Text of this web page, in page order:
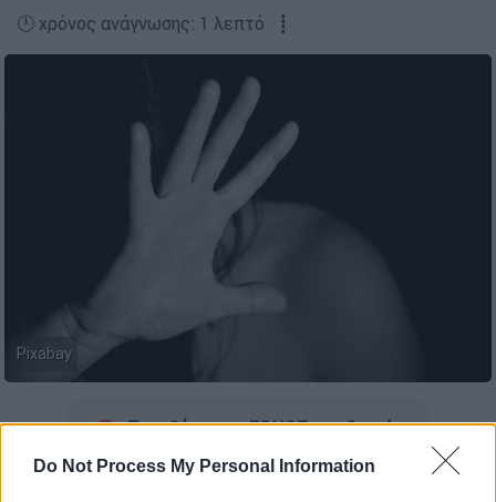
Do Not Process My Personal Information
🕛 χρόνος ανάγνωσης: 1 λεπτό ┋
Pixabay
Προσθέστε το ΕΘΝΟΣ στη Google